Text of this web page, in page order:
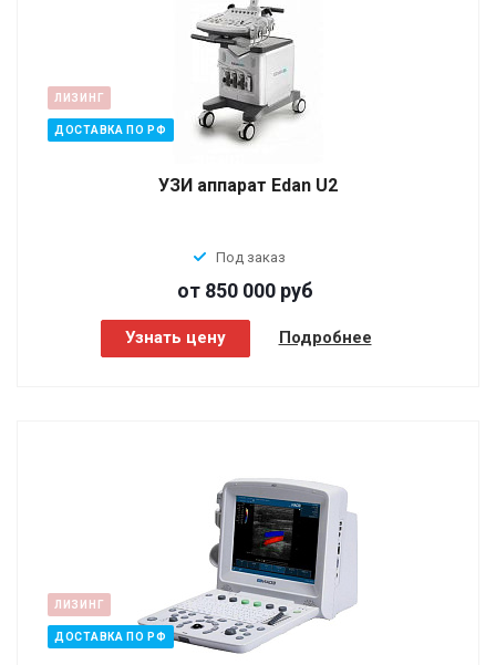
ЛИЗИНГ
ДОСТАВКА ПО РФ
УЗИ аппарат Edan U2
Под заказ
от 850 000 руб
Узнать цену Подробнее
ЛИЗИНГ
ДОСТАВКА ПО РФ